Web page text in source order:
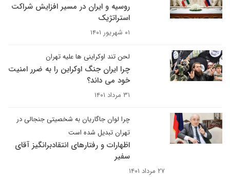
روسیه و ایران در مسیر افزایش شراکت
استراتژیک
۰۱ شهریور ۱۴۰۱
لحن تند اوکراینی ها علیه تهران
چرا ایران جنگ اوکراین را به ضرر امنیت
خود می داند؟
۳۱ مرداد ۱۴۰۱
چرا لوان جاگاریان به شخصیتی جنجالی در
تهران تبدیل شده است
اظهارات و رفتارهای انتقادبرانگیز آقای
سفیر
۲۷ مرداد ۱۴۰۱